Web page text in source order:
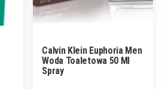
Calvin Klein Euphoria Men
Woda Toaletowa 50 Ml
Spray